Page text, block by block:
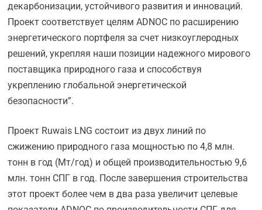
декарбонизации, устойчивого развития и инноваций.
Проект соответствует целям ADNOC по расширению
энергетического портфеля за счет низкоуглеродных
решений, укрепляя наши позиции надежного мирового
поставщика природного газа и способствуя
укреплению глобальной энергетической
безопасности”.
Проект Ruwais LNG состоит из двух линий по
сжижению природного газа мощностью по 4,8 млн.
тонн в год (Мт/год) и общей производительностью 9,6
млн. тонн СПГ в год. После завершения строительства
этот проект более чем в два раза увеличит целевые